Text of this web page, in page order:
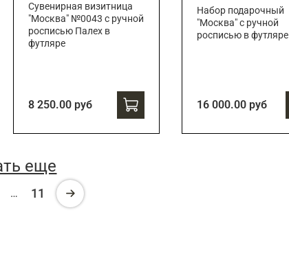
Сувенирная визитница
"Москва" №0043 с ручной
росписью Палех в
футляре
8 250.00 руб
Набор подарочный
"Москва" с ручной
росписью в футляре
16 000.00 руб
еще
… 11